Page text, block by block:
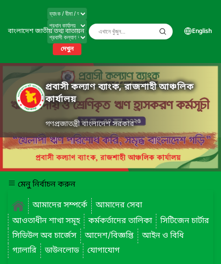
বাংলাদেশ জাতীয় তথ্য বাতায়ন
দেখুন
English
প্রবাসী কল্যাণ ব্যাংক, রাজশাহী আঞ্চলিক
কার্যালয়
গণপ্রজাতন্ত্রী বাংলাদেশ সরকার
মেনু নির্বাচন করুন
আমাদের সম্পর্কে
আমাদের সেবা
আওতাধীন শাখা সমূহ
কর্মকর্তাদের তালিকা
সিটিজেন চার্টার
সিডিউল অব চার্জেস
আদেশ/বিজ্ঞপ্তি
আইন ও বিধি
গ্যালারি
ডাউনলোড যোগাযোগ